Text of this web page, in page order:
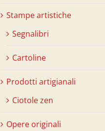
Stampe artistiche
Segnalibri
Cartoline
Prodotti artigianali
Ciotole zen
Opere originali